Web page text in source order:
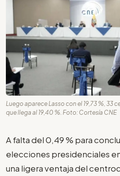
Luego aparece Lasso con el 19,73 %, 33
que llega al 19,40 %. Foto: Cortesía CNE
A falta del 0,49 % para
elecciones presidenciales
una ligera ventaja del